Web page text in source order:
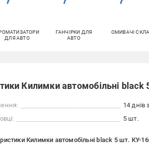
ДЛЯ АВТО
ГАНЧІРКИ ДЛЯ
АВТО
ОМИВАЧІ СКЛА
Килимки автомобільні black
14 днів
5 шт.
Килимки автомобільні black 5 шт. КУ-